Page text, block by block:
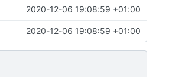
2020-12-06 19:08:59 +01:00
2020-12-06 19:08:59 +01:00